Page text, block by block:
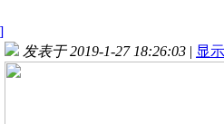
发表于 2019-1-27 18:26:03 | 显